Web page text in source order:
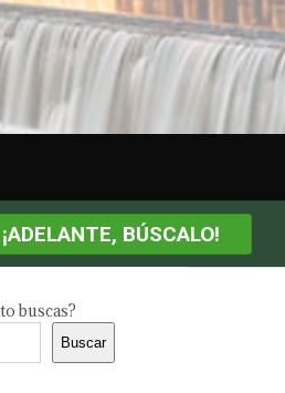
¡ADELANTE, BÚSCALO!
buscas?
Buscar